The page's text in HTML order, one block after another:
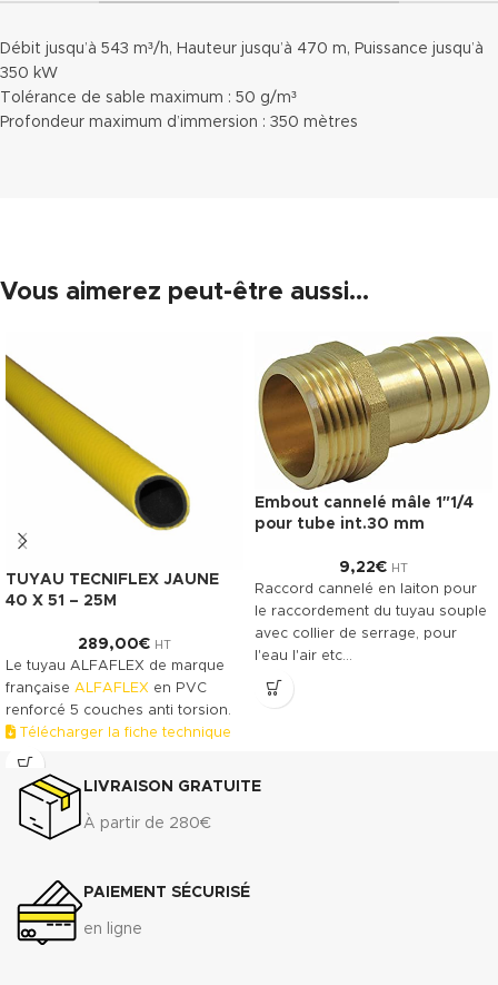
Débit jusqu’à 543 m³/h, Hauteur jusqu’à 470 m, Puissance jusqu’à
350 kW
Tolérance de sable maximum : 50 g/m³
Profondeur maximum d’immersion : 350 mètres
Vous aimerez peut-être aussi…
TUYAU TECNIFLEX JAUNE
40 X 51 – 25M
289,00€ HT
Le tuyau ALFAFLEX de marque
française ALFAFLEX en PVC
renforcé 5 couches anti torsion.
Télécharger la fiche technique
(.pdf)
Embout cannelé mâle 1″1/4
pour tube int.30 mm
9,22€ HT
Raccord cannelé en laiton pour
le raccordement du tuyau souple
avec collier de serrage, pour
l'eau l'air etc…
LIVRAISON GRATUITE
À partir de 280€
PAIEMENT SÉCURISÉ
en ligne